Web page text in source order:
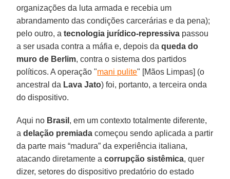
organizações da luta armada e recebia um
abrandamento das condições carcerárias e da pena);
pelo outro, atecnologia jurídico-repressiva passou
a ser usada contra a máfia e, depois daqueda do
muro de Berlim, contra o sistema dos partidos
políticos. A operação "mani pulite" [Mãos Limpas] (o
ancestral da Lava Jato) foi, portanto, a terceira onda
do dispositivo.
Aqui no Brasil , em um contexto totalmente diferente,
a delação premiada começou sendo aplicada a partir
da parte mais “madura” da experiência italiana,
atacando diretamente a corrupção sistêmica, quer
dizer, setores do dispositivo predatório do estado